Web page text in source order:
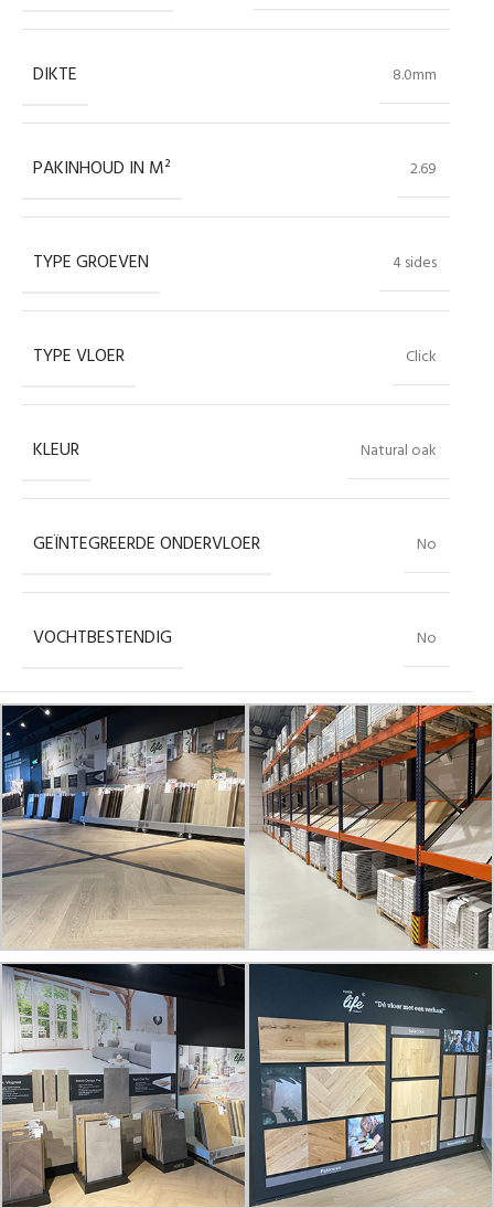
DIKTE 8.0mm
PAKINHOUD IN M² 2.69
TYPE GROEVEN 4 sides
TYPE VLOER Click
KLEUR Natural oak
GEÏNTEGREERDE ONDERVLOER No
VOCHTBESTENDIG No